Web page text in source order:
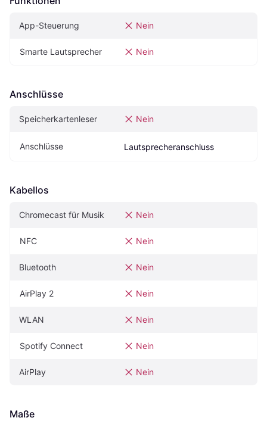
App-Steuerung Nein
Smarte Lautsprecher Nein
Anschlüsse
Speicherkartenleser Nein
Anschlüsse Lautsprecheranschluss
Kabellos
Chromecast für Musik Nein
NFC Nein
Bluetooth Nein
AirPlay 2 Nein
WLAN Nein
Spotify Connect Nein
AirPlay Nein
Maße